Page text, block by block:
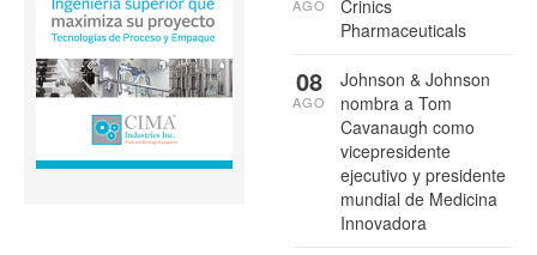
Crinics
Pharmaceuticals
AGO
Johnson & Johnson
nombra a Tom
Cavanaugh como
vicepresidente
ejecutivo y presidente
mundial de Medicina
Innovadora
08
AGO